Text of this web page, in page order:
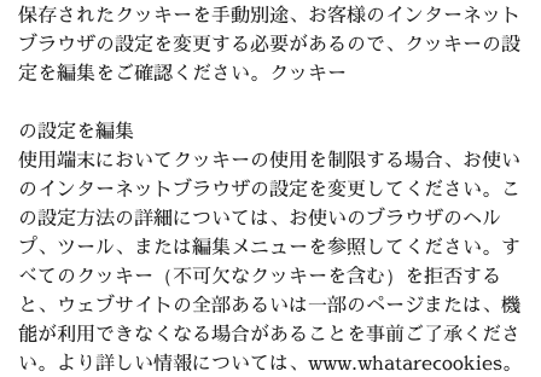
保存されたクッキーを手動別途、お客様のインターネット
ブラウザの設定を変更する必要があるので、クッキーの設
定を編集をご確認ください。 クッキー
の設定を編集
使用端末においてクッキーの使用を制限する場合、お使い
のインターネットブラウザの設定を変更してください。こ
の設定方法の詳細については、お使いのブラウザのヘル
プ、ツール、または編集メニューを参照してください。す
べてのクッキー（不可欠なクッキーを含む）を拒否する
と、ウェブサイトの全部あるいは一部のページまたは、機
能が利用できなくなる場合があることを事前ご了承くださ
い。より詳しい情報については、www.whatarecookies。